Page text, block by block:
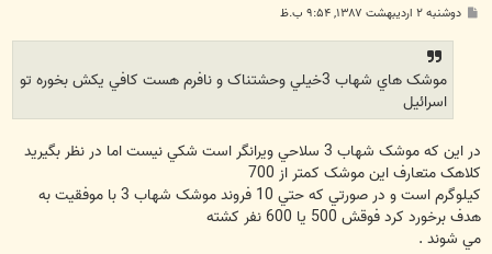
پ دوشنبه ۲ اردیبهشت ۱۳۸۷, ۹:۵۴ ب.ظ
موشک هاي شهاب 3خيلي وحشتناک و نافرم هست کافي يکش بخوره تو
اسرائيل
در اين که موشک شهاب 3 سلاحي ويرانگر است شکي نيست اما در نظر بگيريد
کلاهک متعارف اين موشک کمتر از 700
کيلوگرم است و در صورتي که حتي 10 فروند موشک شهاب 3 با موفقيت به
هدف برخورد کرد فوقش 500 يا 600 نفر کشته
مي شوند .